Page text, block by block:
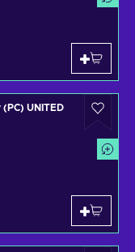
(PC) UNITED